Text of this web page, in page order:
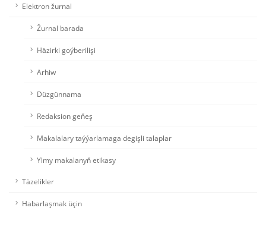
Elektron žurnal
Žurnal barada
Häzirki goýberilişi
Arhiw
Düzgünnama
Redaksion geňeş
Makalalary taýýarlamaga degişli talaplar
Ylmy makalanyň etikasy
Täzelikler
Habarlaşmak üçin